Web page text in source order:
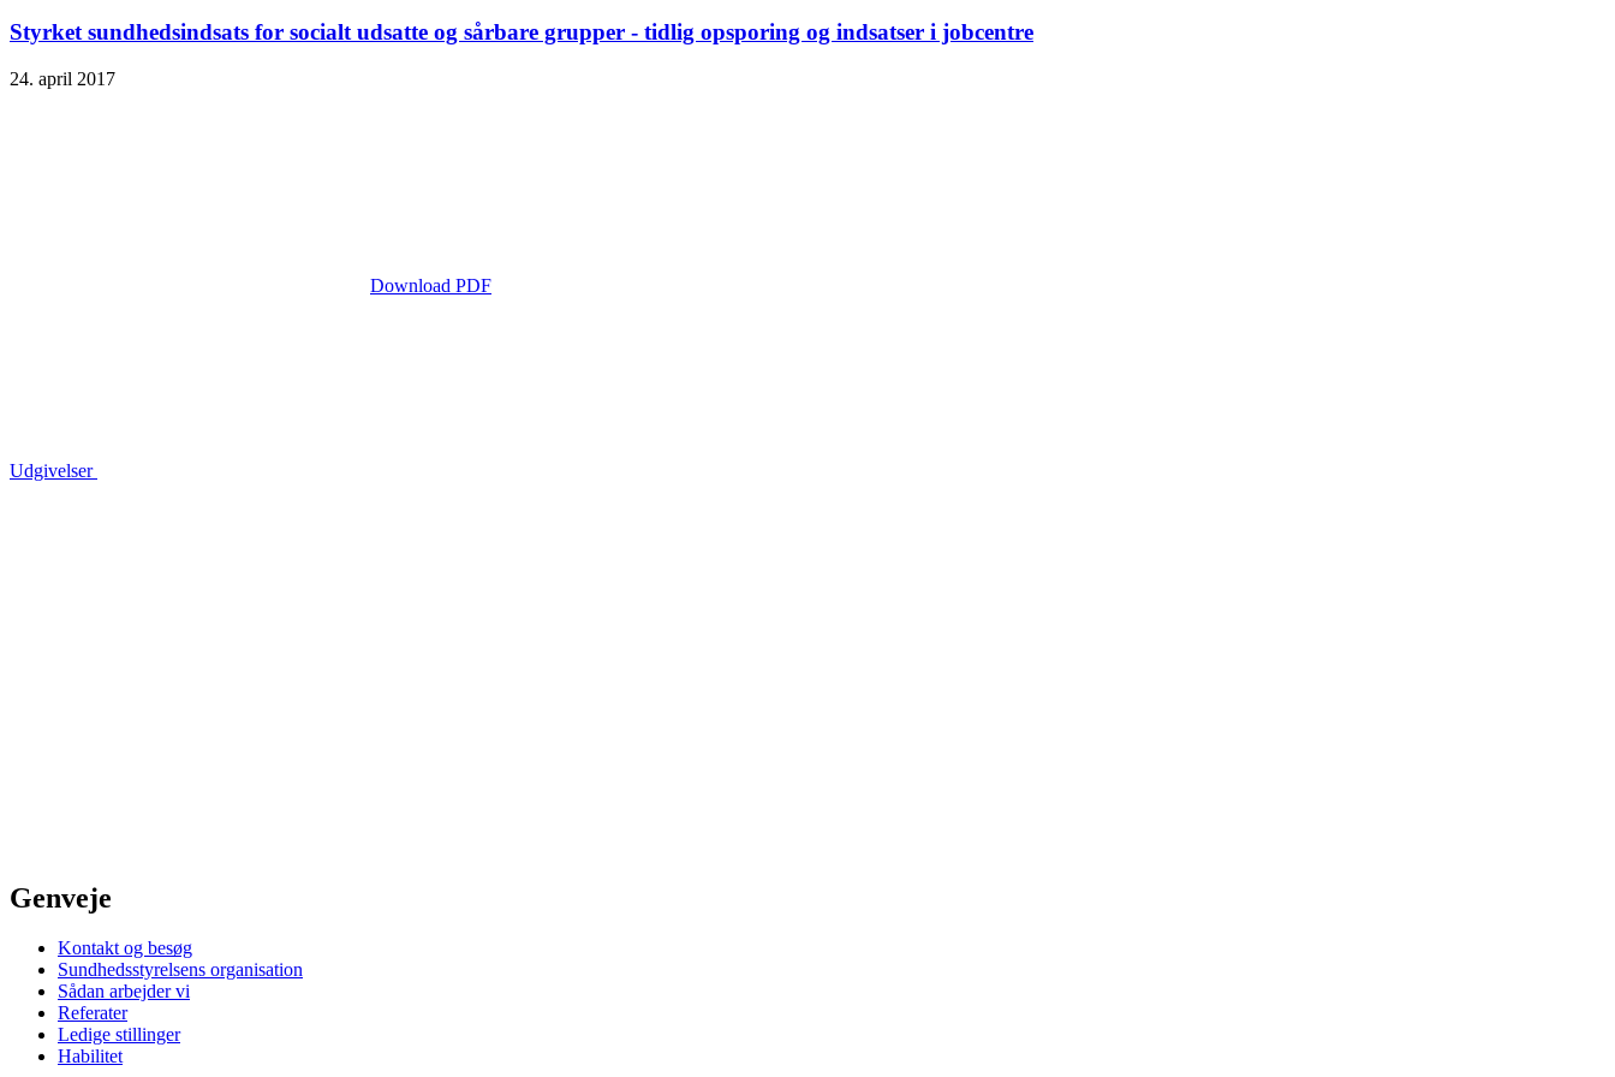
Styrket sundhedsindsats for socialt udsatte og sårbare grupper - tidlig opsporing og indsatser i jobcentre
24. april 2017
Download PDF
Udgivelser
Genveje
Kontakt og besøg
Sundhedsstyrelsens organisation
Sådan arbejder vi
Referater
Ledige stillinger
Habilitet